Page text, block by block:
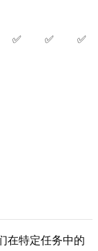
✅ ✅ ✅
在特定任务中的